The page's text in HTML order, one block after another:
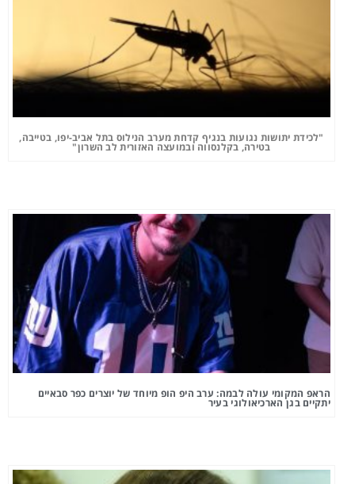
"לכידת יתושות נגועות בנגיף קדחת מערב הנילוס בתל אביב-יפו, בטייבה,
בטירה, בקלנסווה ובמועצה האזורית לב השרון"
הראפ המקומי עולה לבמה: ערב היפ הופ מיוחד של יוצרים כפר סבאיים
יתקיים בגן הארכיאולוגי בעיר